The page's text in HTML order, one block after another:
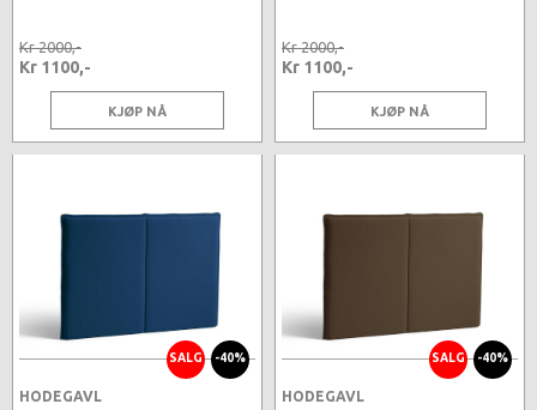
Kr 2000,-
Kr 1100,-
KJØP NÅ
Kr 2000,-
Kr 1100,-
KJØP NÅ
SALG -40%
HODEGAVL
SALG -40%
HODEGAVL